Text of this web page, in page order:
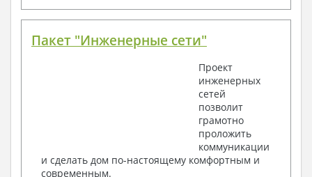
крепления, сечения
3. Инженерный раздел (приобретается по желанию
Водоснабжение и канализация
Условные обозначения с общими данными
Поэтажная система водоснабжения и
Аксономитрическая схема водоснабжения и
канализации
Узлы и спецификация материалов
Пакет "Инженерные сети"
Проект
инженерных
сетей
позволит
грамотно
проложить
коммуникации
и сделать дом по-настоящему комфортным и
современным.